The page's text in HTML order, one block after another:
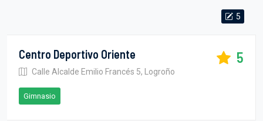
5
Centro Deportivo Oriente
Calle Alcalde Emilio Francés 5, Logroño
5
Gimnasio